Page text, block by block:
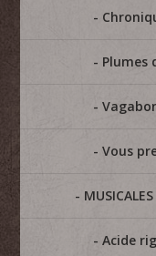
Plumes
Vous
MUSICALES
Acide